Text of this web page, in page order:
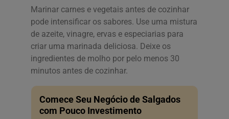
Marinar carnes e vegetais antes de cozinhar
pode intensificar os sabores. Use uma mistura
de azeite, vinagre, ervas e especiarias para
criar uma marinada deliciosa. Deixe os
ingredientes de molho por pelo menos 30
minutos antes de cozinhar.
Comece Seu Negócio de Salgados
com Pouco Investimento